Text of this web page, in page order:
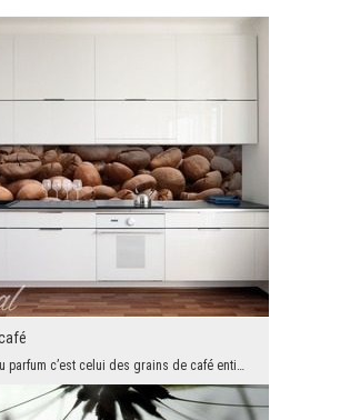
Le plus beau parfum c’est celui des grains de café entiers ou des grains fraîchement moulus. Cepe...